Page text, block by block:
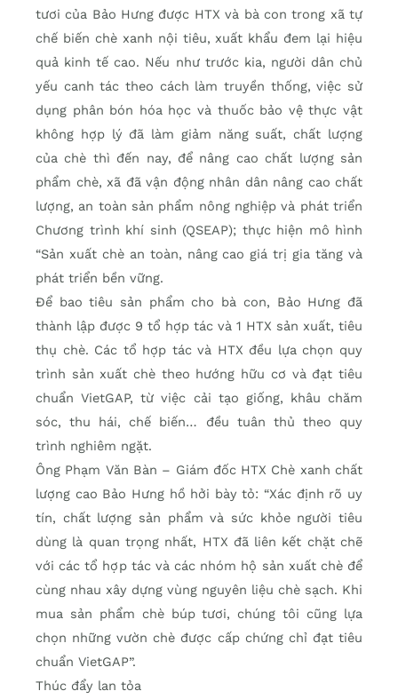
tươi của Bảo Hưng được HTX và bà con trong xã tự
chế biến chè xanh nội tiêu, xuất khẩu đem lại hiệu
quả kinh tế cao. Nếu như trước kia, người dân chủ
yếu canh tác theo cách làm truyền thống, việc sử
dụng phân bón hóa học và thuốc bảo vệ thực vật
không hợp lý đã làm giảm năng suất, chất lượng
của chè thì đến nay, để nâng cao chất lượng sản
phẩm chè, xã đã vận động nhân dân nâng cao chất
lượng, an toàn sản phẩm nông nghiệp và phát triển
Chương trình khí sinh (QSEAP); thực hiện mô hình
“Sản xuất chè an toàn, nâng cao giá trị gia tăng và
phát triển bền vững.
Để bao tiêu sản phẩm cho bà con, Bảo Hưng đã
thành lập được 9 tổ hợp tác và 1 HTX sản xuất, tiêu
thụ chè. Các tổ hợp tác và HTX đều lựa chọn quy
trình sản xuất chè theo hướng hữu cơ và đạt tiêu
chuẩn VietGAP, từ việc cải tạo giống, khâu chăm
sóc, thu hái, chế biến… đều tuân thủ theo quy
trình nghiêm ngặt.
Ông Phạm Văn Bàn – Giám đốc HTX Chè xanh chất
lượng cao Bảo Hưng hồ hởi bày tỏ: “Xác định rõ uy
tín, chất lượng sản phẩm và sức khỏe người tiêu
dùng là quan trọng nhất, HTX đã liên kết chặt chẽ
với các tổ hợp tác và các nhóm hộ sản xuất chè để
cùng nhau xây dựng vùng nguyên liệu chè sạch. Khi
mua sản phẩm chè búp tươi, chúng tôi cũng lựa
chọn những vườn chè được cấp chứng chỉ đạt tiêu
chuẩn VietGAP”.
Thúc đẩy lan tỏa